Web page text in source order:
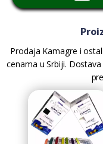
Prodaja Kamagre i
cenama u Srbiji.